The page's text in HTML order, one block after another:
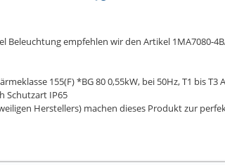
empfehlen wir den Artikel 1MA7080-
155(F) *BG 80 0,55kW, bei 50Hz, T1 bis
Schutzart IP65
Herstellers) machen dieses Produkt zur